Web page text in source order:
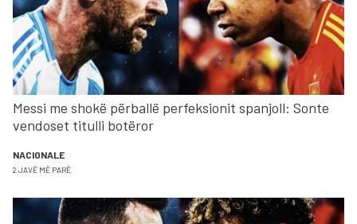
Messi me shokë përballë perfeksionit spanjoll: Sonte
vendoset titulli botëror
NACIONALE
2 JAVË MË PARË